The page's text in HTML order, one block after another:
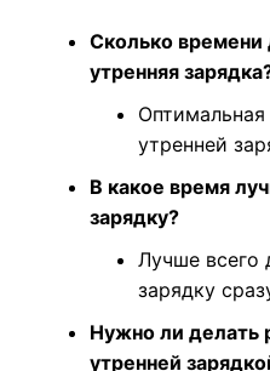
Сколько времени
утренняя
утренней
В какое время
зарядку?
Лучше всего
зарядку
Нужно ли делать
утренней